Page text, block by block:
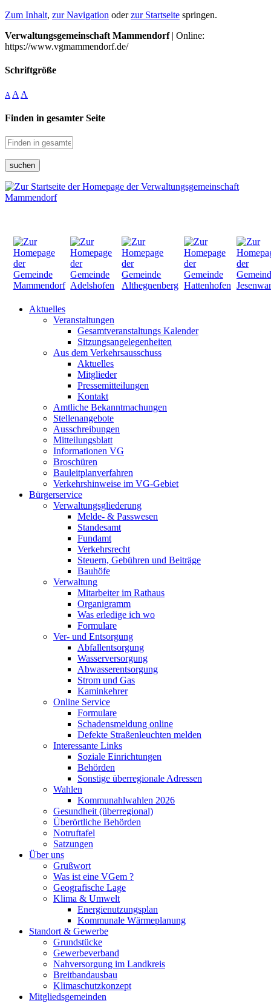
Zum Inhalt, zur Navigation oderzur Startseite springen.
Verwaltungsgemeinschaft Mammendorf| Online:
https://www.vgmammendorf.de/
Schriftgröße
A A A
Finden in gesamter Seite
suchen
Aktuelles
Veranstaltungen
Gesamtveranstaltungs Kalender
Sitzungsangelegenheiten
Aus dem Verkehrsausschuss
Aktuelles
Mitglieder
Pressemitteilungen
Kontakt
Amtliche Bekanntmachungen
Stellenangebote
Ausschreibungen
Mitteilungsblatt
Informationen VG
Broschüren
Bauleitplanverfahren
Verkehrshinweise im VG-Gebiet
Bürgerservice
Verwaltungsgliederung
Melde- & Passwesen
Standesamt
Fundamt
Verkehrsrecht
Steuern, Gebühren und Beiträge
Bauhöfe
Verwaltung
Mitarbeiter im Rathaus
Organigramm
Was erledige ich wo
Formulare
Ver- und Entsorgung
Abfallentsorgung
Wasserversorgung
Abwasserentsorgung
Strom und Gas
Kaminkehrer
Online Service
Formulare
Schadensmeldung online
Defekte Straßenleuchten melden
Interessante Links
Soziale Einrichtungen
Behörden
Sonstige überregionale Adressen
Wahlen
Kommunahlwahlen 2026
Gesundheit (überregional)
Überörtliche Behörden
Notruftafel
Satzungen
Über uns
Grußwort
Was ist eine VGem ?
Geografische Lage
Klima & Umwelt
Energienutzungsplan
Kommunale Wärmeplanung
Standort & Gewerbe
Grundstücke
Gewerbeverband
Nahversorgung im Landkreis
Breitbandausbau
Klimaschutzkonzept
Mitgliedsgemeinden